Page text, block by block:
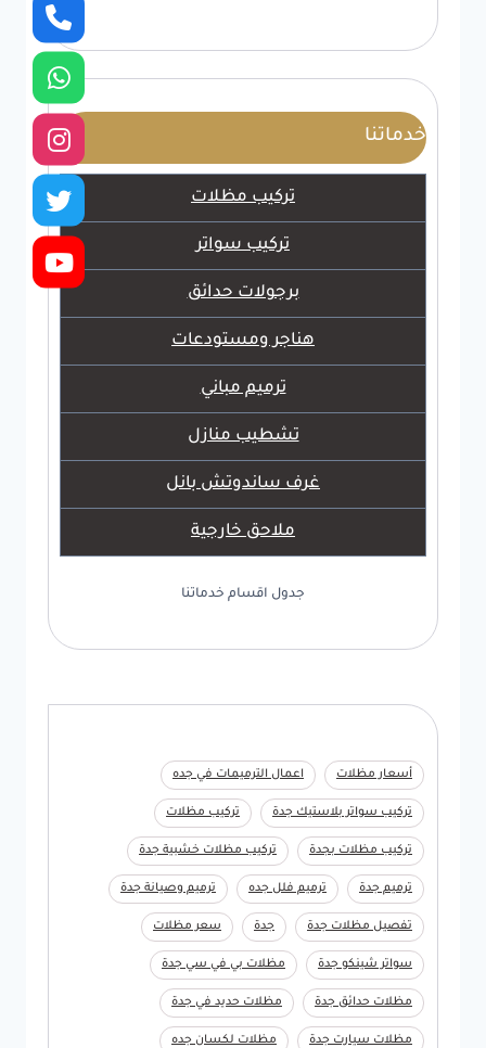
خدماتنا
تركيب مظلات
تركيب سواتر
برجولات حدائق
هناجر ومستودعات
ترميم مباني
تشطيب منازل
غرف ساندوتش بانل
ملاحق خارجية
جدول اقسام خدماتنا
أسعار مظلات اعمال الترميمات في جده
تركيب سواتر بلاستيك جدة تركيب مظلات
تركيب مظلات بجدة تركيب مظلات خشبية جدة
ترميم جدة ترميم فلل جده ترميم وصيانة جدة
تفصيل مظلات جدة جدة سعر مظلات
سواتر شينكو جدة مظلات بي في سي جدة
مظلات حدائق جدة مظلات حديد في جدة
مظلات سيارت جدة مظلات لكسان جده